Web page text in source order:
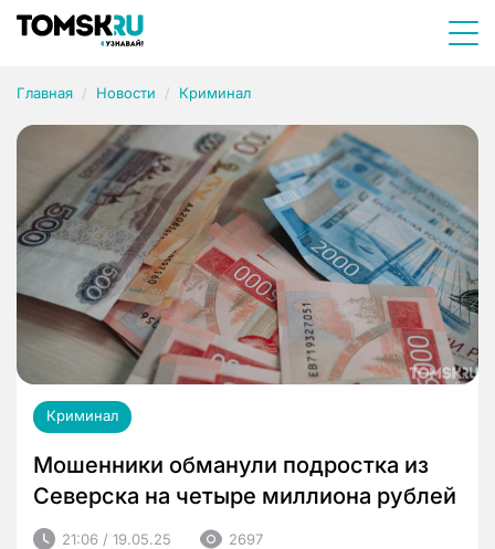
Главная Новости Криминал
Криминал
Мошенники обманули подростка из
Северска на четыре миллиона рублей
21:06 / 19.05.25 2697